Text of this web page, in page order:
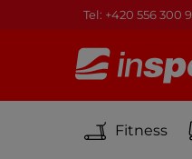
Tel: +420 556 300
Fitness